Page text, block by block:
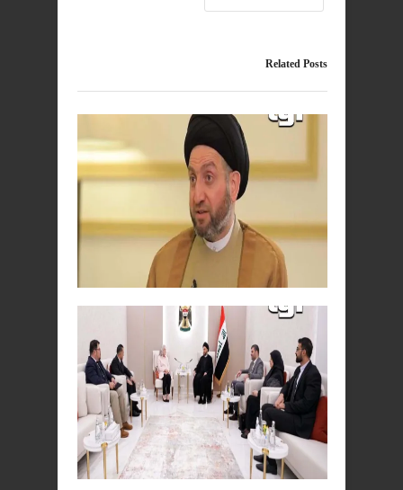
Related Posts